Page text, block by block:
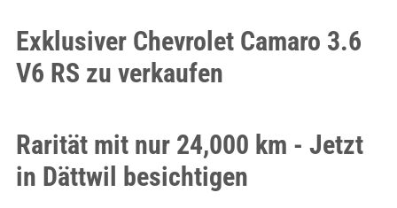
Exklusiver Chevrolet Camaro 3.6
V6 RS zu verkaufen
Rarität mit nur 24,000 km - Jetzt
in Dättwil besichtigen